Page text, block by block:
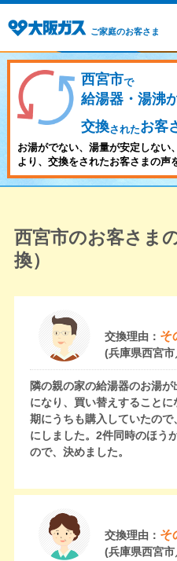
ご家庭のお客さま
西宮市で
給湯器・湯沸
交換されたお客
お湯がでない、湯量が安定しない
より、交換をされたお客さまの声
西宮市のお客さま
換）
交換理由： そ
(兵庫県西宮
隣の親の家の給湯器のお湯
になり、買い替えすること
期にうちも購入していたの
にしました。2件同時のほう
ので、決めました。
交換理由： そ
(兵庫県西宮